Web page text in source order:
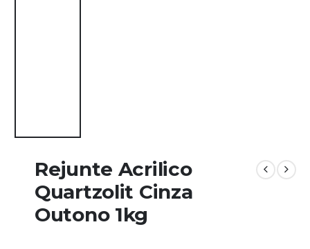
Rejunte Acrilico
Quartzolit Cinza
Outono 1kg